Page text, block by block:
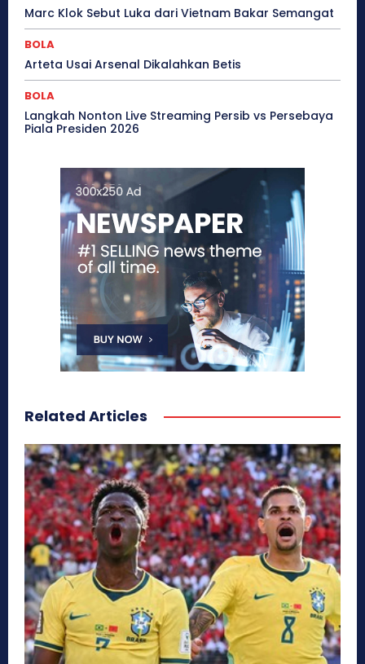
Marc Klok Sebut Luka dari Vietnam Bakar Semangat
BOLA
Arteta Usai Arsenal Dikalahkan Betis
BOLA
Langkah Nonton Live Streaming Persib vs Persebaya
Piala Presiden 2026
Related Articles